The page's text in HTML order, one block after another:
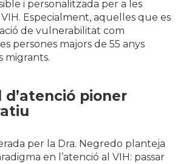
i personalitzada per a les
Especialment, aquelles que es
de vulnerabilitat com
persones majors de 55 anys
migrants.
d’atenció pioner
per la Dra. Negredo planteja
en l’atenció al VIH: passar